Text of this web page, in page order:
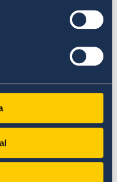
documento de
(si adquirió la
enviar su
General
siguiente